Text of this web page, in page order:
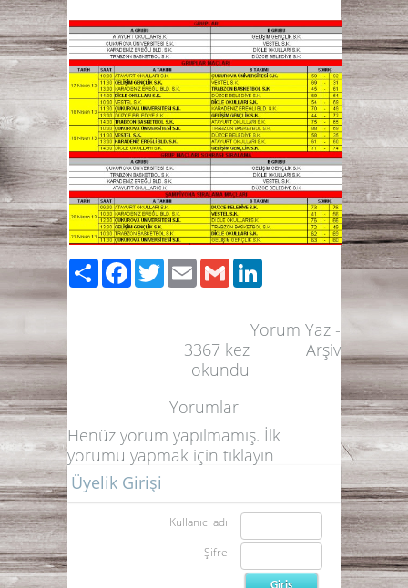
PaylaşFacebook
TwitterEmailGmail
Yorum Yaz -
Arşiv
3367 kez
okundu
Yorumlar
Henüz yorum yapılmamış. İlk
yorumu yapmak için tıklayın
Üyelik Girişi
Kullanıcı adı
Şifre